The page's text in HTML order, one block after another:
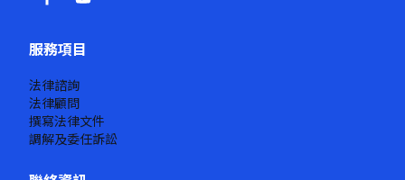
服務項目
法律諮詢
法律顧問
撰寫法律文件
調解及委任訴訟